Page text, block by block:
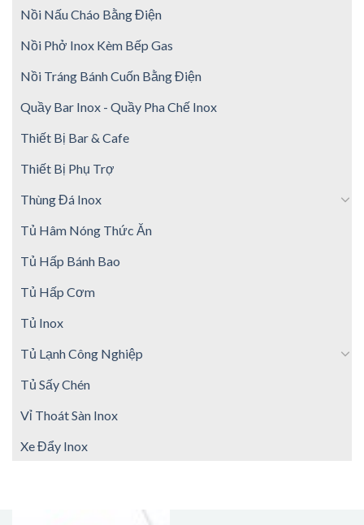
Nồi Nấu Cháo Bằng Điện
Nồi Phở Inox Kèm Bếp Gas
Nồi Tráng Bánh Cuốn Bằng Điện
Quầy Bar Inox - Quầy Pha Chế Inox
Thiết Bị Bar & Cafe
Thiết Bị Phụ Trợ
Thùng Đá Inox
Tủ Hâm Nóng Thức Ăn
Tủ Hấp Bánh Bao
Tủ Hấp Cơm
Tủ Inox
Tủ Lạnh Công Nghiệp
Tủ Sấy Chén
Vỉ Thoát Sàn Inox
Xe Đẩy Inox